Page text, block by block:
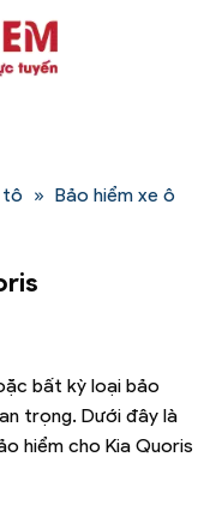
tô » Bảo hiểm xe ô
bất kỳ loại bảo
trọng. Dưới đây là
hiểm cho Kia Quoris